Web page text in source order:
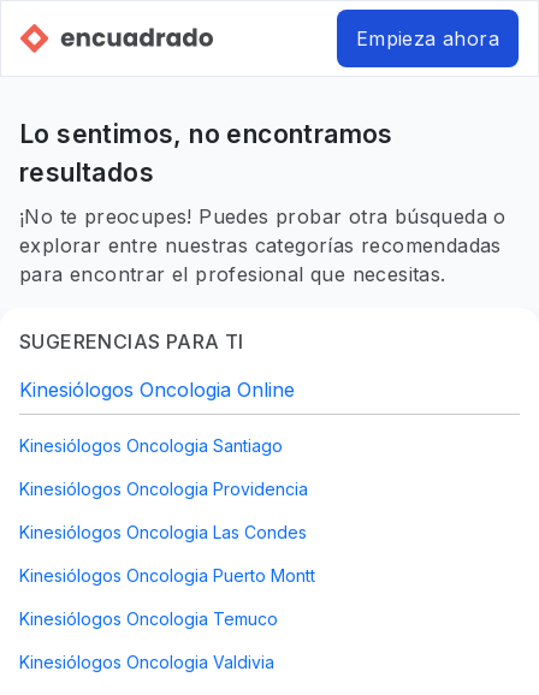
Empieza ahora
Lo sentimos, no encontramos
resultados
¡No te preocupes! Puedes probar otra búsqueda o
explorar entre nuestras categorías recomendadas
para encontrar el profesional que necesitas.
SUGERENCIAS PARA TI
Kinesiólogos Oncologia Online
Kinesiólogos Oncologia Santiago
Kinesiólogos Oncologia Providencia
Kinesiólogos Oncologia Las Condes
Kinesiólogos Oncologia Puerto Montt
Kinesiólogos Oncologia Temuco
Kinesiólogos Oncologia Valdivia